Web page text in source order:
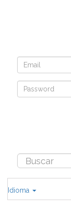
Idioma